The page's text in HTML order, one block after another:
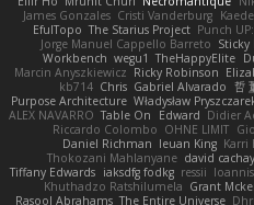
James Gonzales Cristi Vanderburg
EfulTopo The Starius Project Punch
Jorge Manuel Cappello Barreto
Workbench wegu1 TheHappyElite
Marcin Anyszkiewicz Ricky Robinson
kb714 Chris Gabriel Alvarado 哲
Purpose Architecture Władysław
ALEX NAVARRO Table On Edward Didier
Riccardo Colombo OHNE LIMIT
Daniel Richman Ieuan King Karri
Thokozani Mahlanyane david cachay
Tiffany Edwards iaksdfg fodkg ressii
Khuthadzo Ratshilumela Grant
Rasool Abrahams The Entire Universe